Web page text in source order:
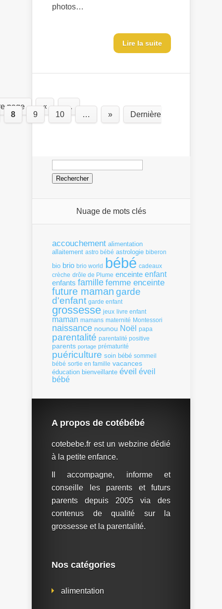
photos…
Lire la suite
page «
…
8
9 10 … » Dernière
Rechercher :
Nuage de mots clés
accouchement alimentation
allaitement astro bébé astrologie biberon
bio brio brio world bébé cadeaux
crèche drôle de Plume enceinte enfant
enfants famille femme enceinte
future maman garde
d'enfant garde enfant
grossesse jeux livre enfant
maman mamans maternité Montessori
naissance nounou Noël papa
parentalité parentalité positive
parents portage prématurité
puériculture soin bébé sommeil
bébé sortie en famille vacances
éducation bienveillante éveil éveil
bébé
A propos de cotébébé
cotebebe.fr est un webzine dédié
à la petite enfance.
Il accompagne, informe et
conseille les parents et futurs
parents depuis 2005 via des
contenus de qualité sur la
grossesse et la parentalité.
Nos catégories
alimentation